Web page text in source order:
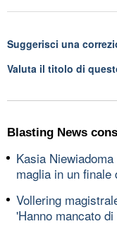
Suggerisci una
Valuta il titolo di
Blasting News
Kasia
maglia in un finale
Vollering
'Hanno mancato